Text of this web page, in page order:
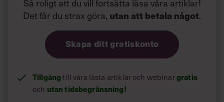
Så roligt att du vill fortsätta läsa våra artiklar!
Det får du strax göra, utan att betala något.
Skapa ditt gratiskonto
Tillgångtill våra låsta artiklar och webinargratis
och utan tidsbegränsning!